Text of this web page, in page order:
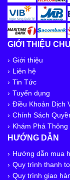
GIỚI THIỆU
Giới thiệu
Liên hệ
Tin Tức
Tuyển dụng
Điều Khoản Dịch
Chính Sách
Khám Phá
HƯỚNG DẪN
Hướng dẫn mua
Quy trình thanh
Quy trình giao